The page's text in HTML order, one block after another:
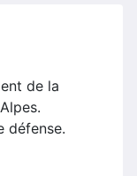
de la
défense.